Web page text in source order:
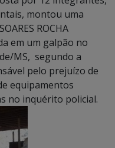
montou uma
ROCHA
em um galpão no
MS, segundo a
pelo prejuízo de
equipamentos
no inquérito policial.